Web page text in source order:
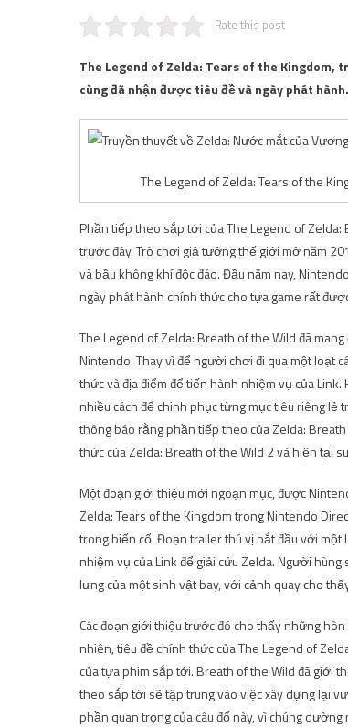
Rate this post
The Legend of Zelda: Tears of the
cùng đã nhận được tiêu đề và ngày phát hành.
The Legend of Zelda: Tears of the
Phần tiếp theo sắp tới của The Legend of
trước đây. Trò chơi giả tưởng thế giới mở năm
và bầu không khí độc đáo. Đầu năm nay,
ngày phát hành chính thức cho tựa game rất
The Legend of Zelda: Breath of the Wild đã
Nintendo. Thay vì để người chơi đi qua một loạt
thức và địa điểm để tiến hành nhiệm vụ của
nhiều cách để chinh phục từng mục tiêu riêng lẻ
thông báo rằng phần tiếp theo của Zelda:
thức của Zelda: Breath of the Wild 2 và hiện tại
Một đoạn giới thiệu mới ngoạn mục, được
Zelda: Tears of the Kingdom trong Nintendo
trong biến cố. Đoạn trailer thú vị bắt đầu với
nhiệm vụ của Link để giải cứu Zelda. Người
lưng của một sinh vật bay, với cảnh quay cho
Các đoạn giới thiệu trước đó cho thấy những
nhiên, tiêu đề chính thức của The Legend of
của tựa phim sắp tới. Breath of the Wild đã giới
theo sắp tới sẽ tập trung vào việc xây dựng lại
phần quan trọng của câu đố này, vì chúng